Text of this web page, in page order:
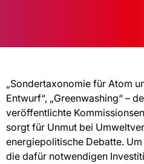
„Sondertaxonomie für Atom
Entwurf“, „Greenwashing“ –
veröffentlichte
sorgt für Unmut bei
energiepolitische Debatte.
die dafür notwendigen